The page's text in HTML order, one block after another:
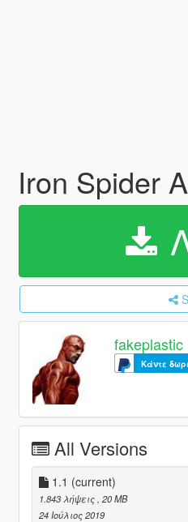
Iron Spider
fakeplastic
Κάντε
All Versions
1.1 (current)
1.843 λήψεις , 20 MB
24 Ιούλιος 2019